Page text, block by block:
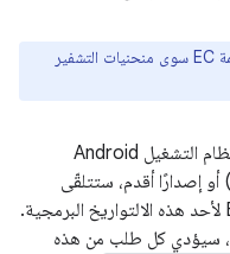
لا يتيح تنفيذ Conscrypt لمَعلمة EC سوى منحنيات التشفير
إذا كان تطبيقك يستهدف الإصدار 8.1 من نظام التشغيل Android
أو إصدارًا أقدم، ستتلقّى
تحذيرًا عند طلب تنفيذ Bouncy Castle لأحد هذه الالتواريخ البرمجية.
في حال استهداف الإصدار 9 من Android، سيؤدي كل طلب من هذه